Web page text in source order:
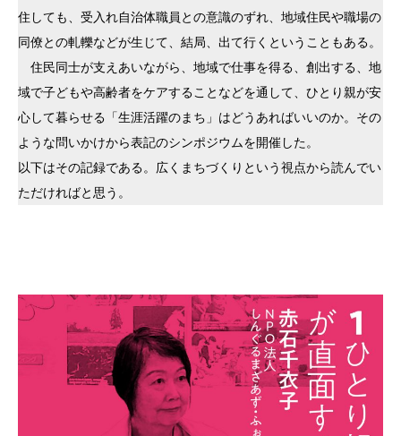
住しても、受入れ自治体職員との意識のずれ、地域住民や職場の
同僚との軋轢などが生じて、結局、出て行くということもある。
住民同士が支えあいながら、地域で仕事を得る、創出する、地
域で子どもや高齢者をケアすることなどを通して、ひとり親が安
心して暮らせる「生涯活躍のまち」はどうあればいいのか。その
ような問いかけから表記のシンポジウムを開催した。
以下はその記録である。広くまちづくりという視点から読んでい
ただければと思う。